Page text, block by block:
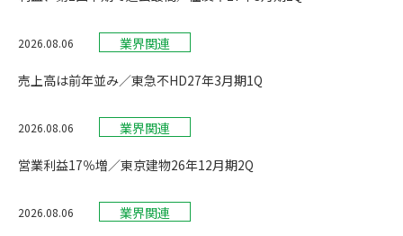
2026.08.06 業界関連
売上高は前年並み／東急不HD27年3月期1Q
2026.08.06 業界関連
営業利益17％増／東京建物26年12月期2Q
2026.08.06 業界関連